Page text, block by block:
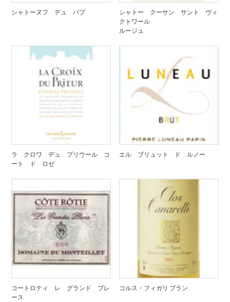
シャトーヌフ デュ パプ
シャトー クーサン サント ヴィ
クトワール
ルージュ
ラ クロワ デュ プリウール コ
ート ド ロゼ
エル ブリュット ド ルノー
コートロティ レ グランド プレ
ース
コルス・フィガリ ブラン